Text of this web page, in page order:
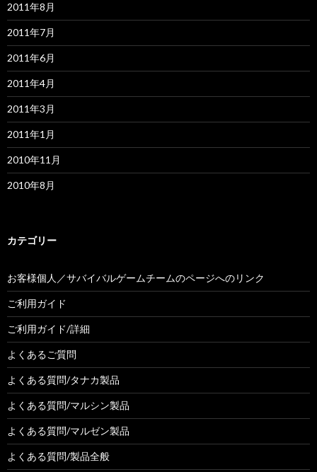
2011年8月
2011年7月
2011年6月
2011年4月
2011年3月
2011年1月
2010年11月
2010年8月
カテゴリー
お客様個人／サバイバルゲームチームのページへのリンク
ご利用ガイド
ご利用ガイド/詳細
よくあるご質問
よくある質問/タナカ製品
よくある質問/マルシン製品
よくある質問/マルゼン製品
よくある質問/製品全般